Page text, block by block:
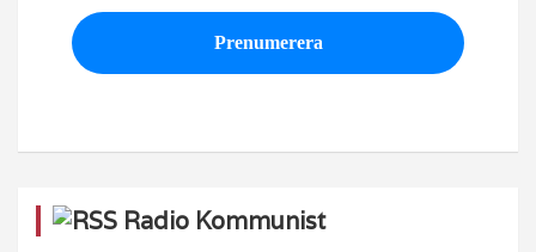
Radio Kommunist